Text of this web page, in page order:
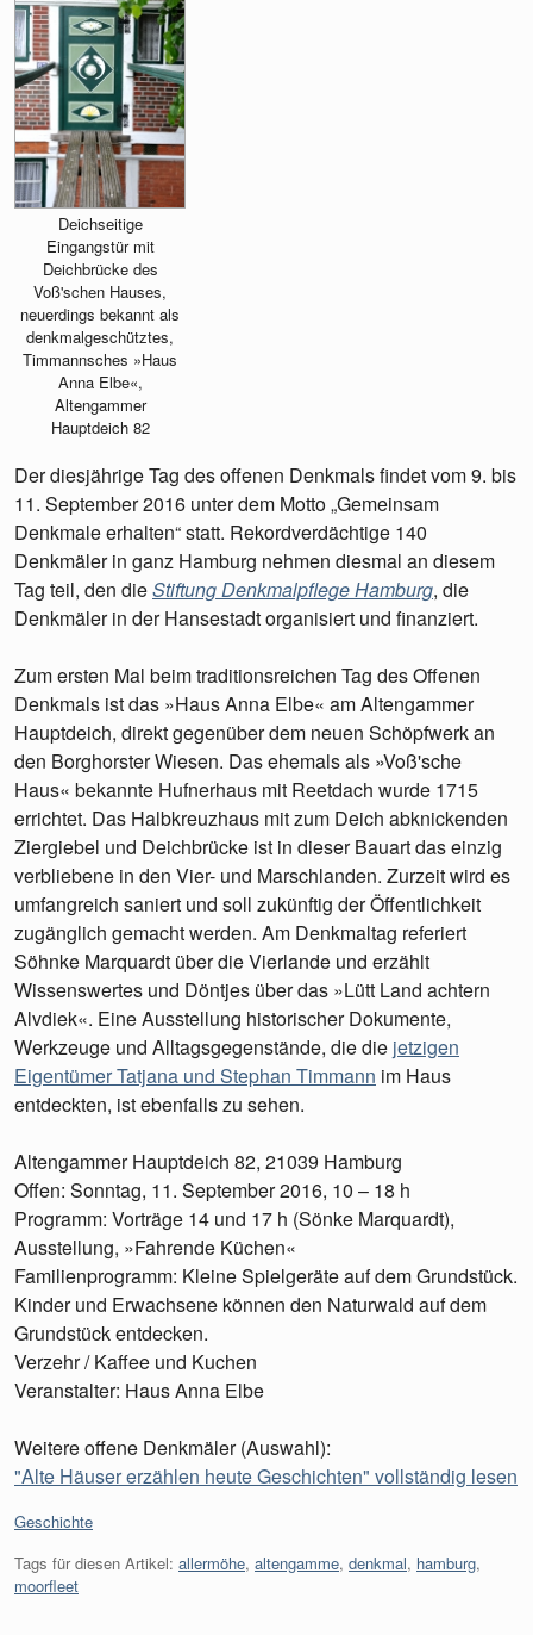
Deichseitige
Eingangstür mit
Deichbrücke des
Voß'schen Hauses,
neuerdings bekannt als
denkmalgeschütztes,
Timmannsches »Haus
Anna Elbe«,
Altengammer
Hauptdeich 82
Der diesjährige Tag des offenen Denkmals findet vom 9. bis
11. September 2016 unter dem Motto „Gemeinsam
Denkmale erhalten“ statt. Rekordverdächtige 140
Denkmäler in ganz Hamburg nehmen diesmal an diesem
Tag teil, den dieStiftung Denkmalpflege Hamburg, die
Denkmäler in der Hansestadt organisiert und finanziert.
Zum ersten Mal beim traditionsreichen Tag des Offenen
Denkmals ist das »Haus Anna Elbe« am Altengammer
Hauptdeich, direkt gegenüber dem neuen Schöpfwerk an
den Borghorster Wiesen. Das ehemals als »Voß'sche
Haus« bekannte Hufnerhaus mit Reetdach wurde 1715
errichtet. Das Halbkreuzhaus mit zum Deich abknickenden
Ziergiebel und Deichbrücke ist in dieser Bauart das einzig
verbliebene in den Vier- und Marschlanden. Zurzeit wird es
umfangreich saniert und soll zukünftig der Öffentlichkeit
zugänglich gemacht werden. Am Denkmaltag referiert
Söhnke Marquardt über die Vierlande und erzählt
Wissenswertes und Döntjes über das »Lütt Land achtern
Alvdiek«. Eine Ausstellung historischer Dokumente,
Werkzeuge und Alltagsgegenstände, die die jetzigen
Eigentümer Tatjana und Stephan Timmann im Haus
entdeckten, ist ebenfalls zu sehen.
Altengammer Hauptdeich 82, 21039 Hamburg
Offen: Sonntag, 11. September 2016, 10 – 18 h
Programm: Vorträge 14 und 17 h (Sönke Marquardt),
Ausstellung, »Fahrende Küchen«
Familienprogramm: Kleine Spielgeräte auf dem Grundstück.
Kinder und Erwachsene können den Naturwald auf dem
Grundstück entdecken.
Verzehr / Kaffee und Kuchen
Veranstalter: Haus Anna Elbe
Weitere offene Denkmäler (Auswahl):
"Alte Häuser erzählen heute Geschichten" vollständig lesen
Kategorien:
Geschichte
Tags für diesen Artikel: allermöhe, altengamme, denkmal, hamburg,
moorfleet